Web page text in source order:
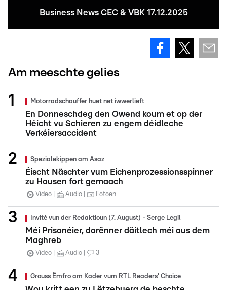
Business News CEC & VBK 17.12.2025
Am meeschte gelies
Motorradschauffer huet net iwwerlieft
En Donneschdeg den Owend koum et op der
Héicht vu Schieren zu engem déidleche
Verkéiersaccident
Spezialekippen am Asaz
Éischt Näschter vum Eichenprozessionsspinner
zu Housen fort gemaach
Video Audio Fotoen
Invité vun der Redaktioun (7. August) - Serge Legil
Méi Prisonéier, dorënner däitlech méi aus dem
Maghreb
Video Audio 3
Grouss Ëmfro am Kader vum RTL Readers' Choice